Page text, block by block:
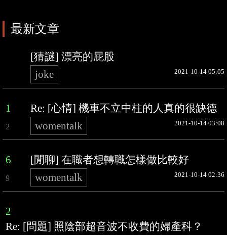
最新文章
[猜謎] 漂亮的屁股
joke
2021-10-14 05:05
1 Re: [心情] 機車不立中柱的人真的很缺德
2 womentalk 2021-10-14 03:08
6 [閒聊] 在職者想轉職怎樣做比較好
9 womentalk 2021-10-14 02:36
2
Re: [問題] 照陰部超音波不收費的婦產科？